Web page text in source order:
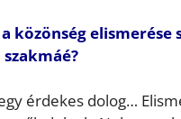
közönség elismerése
érdekes dolog…